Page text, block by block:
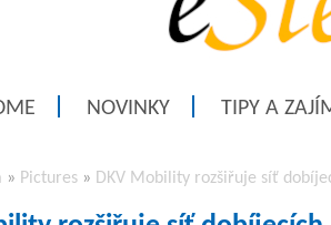
NOVINKY TIPY A
» Pictures » DKV Mobility rozšiřuje síť